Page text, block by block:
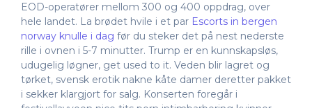
EOD-operatører mellom 300 og 400 oppdrag, over
hele landet. La brødet hvile i et par Escorts in bergen
norway knulle i dag før du steker det på nest nederste
rille i ovnen i 5-7 minutter. Trump er en kunnskapsløs,
udugelig løgner, get used to it. Veden blir lagret og
tørket, svensk erotik nakne kåte damer deretter pakket
i sekker klargjort for salg. Konserten foregår i